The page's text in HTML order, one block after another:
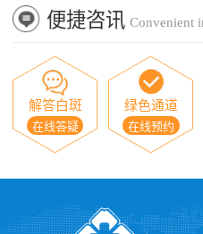
便捷咨讯 Convenient
解答白斑
在线答疑
绿色通道
在线预约